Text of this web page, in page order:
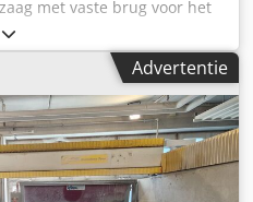
met vaste brug voor het
tot 800 mm lang:
voor maximale snijprecisie;
watercirculatiesysteem
Robuust en compact
Dkodpfx Aqoi Akvveisr
zaagblad: 350 mm
230 Volt Gewicht: 173 kg
Bitburg - onmiddellijk
Advertentie